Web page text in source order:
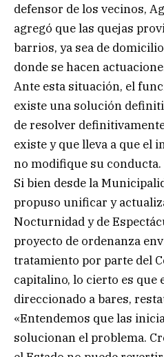
defensor de los vecinos,
agregó que las quejas
barrios, ya sea de
donde se hacen
Ante esta situación, el
existe una solución
de resolver
existe y que lleva a que el
no modifique su conducta.
Si bien desde la
propuso unificar y
Nocturnidad y de
proyecto de ordenanza
tratamiento por parte del
capitalino, lo cierto es que
direccionado a bares,
«Entendemos que las
solucionan el problema.